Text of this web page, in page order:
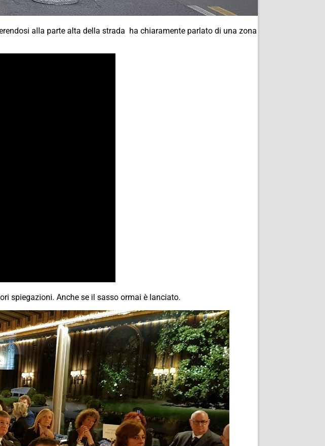
alla parte alta della strada ha chiaramente parlato di una zona
spiegazioni. Anche se il sasso ormai è lanciato.